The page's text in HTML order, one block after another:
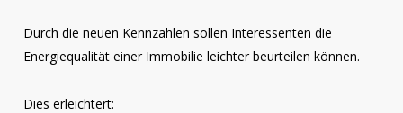
Durch die neuen Kennzahlen sollen Interessenten die
Energiequalität einer Immobilie leichter beurteilen können.
Dies erleichtert: